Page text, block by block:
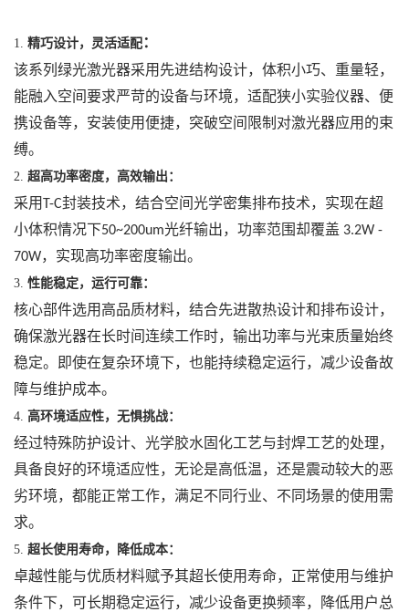
1. 精巧设计，灵活适配 ：
该系列绿光激光器采用先进结构设计，体积小巧、重量轻，
能融入空间要求严苛的设备与环境，适配狭小实验仪器、便
携设备等，安装使用便捷，突破空间限制对激光器应用的束
缚。
2. 超高功率密度，高效输出：
采用 T-C封装技术，结合空间光学密集排布技术，实现在超
小体积情况下50~200um光纤输出，功率范围却覆盖 3.2W -
70W，实现高功率密度输出。
3. 性能稳定，运行可靠：
核心部件选用高品质材料，结合先进散热设计和排布设计，
确保激光器在长时间连续工作时，输出功率与光束质量始终
稳定。即使在复杂环境下，也能持续稳定运行，减少设备故
障与维护成本。
4. 高环境适应性，无惧挑战：
经过特殊防护设计、光学胶水固化工艺与封焊工艺的处理，
具备良好的环境适应性，无论是高低温，还是震动较大的恶
劣环境，都能正常工作，满足不同行业、不同场景的使用需
求。
5. 超长使用寿命，降低成本：
卓越性能与优质材料赋予其超长使用寿命，正常使用与维护
条件下，可长期稳定运行，减少设备更换频率，降低用户总